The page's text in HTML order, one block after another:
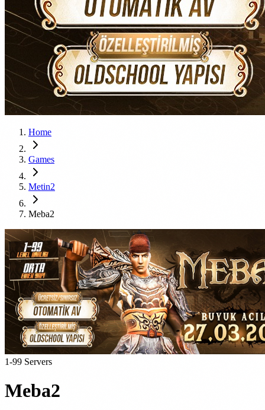
Home
Games
Metin2
Meba2
1-99 Servers
Meba2